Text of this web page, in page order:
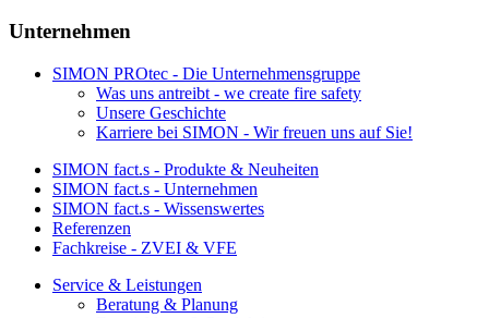
Unternehmen
SIMON PROtec - Die Unternehmensgruppe
Was uns antreibt - we create fire safety
Unsere Geschichte
Karriere bei SIMON - Wir freuen uns auf Sie!
SIMON fact.s - Produkte & Neuheiten
SIMON fact.s - Unternehmen
SIMON fact.s - Wissenswertes
Referenzen
Fachkreise - ZVEI & VFE
Service & Leistungen
Beratung & Planung